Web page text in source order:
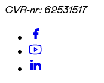
CVR-nr: 62531517